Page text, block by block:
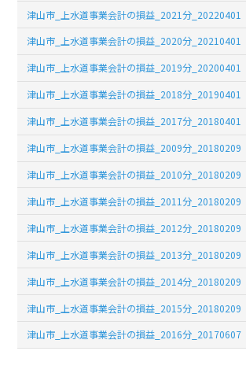
津山市_上水道事業会計の損益_2021分_20220401
津山市_上水道事業会計の損益_2020分_20210401
津山市_上水道事業会計の損益_2019分_20200401
津山市_上水道事業会計の損益_2018分_20190401
津山市_上水道事業会計の損益_2017分_20180401
津山市_上水道事業会計の損益_2009分_20180209
津山市_上水道事業会計の損益_2010分_20180209
津山市_上水道事業会計の損益_2011分_20180209
津山市_上水道事業会計の損益_2012分_20180209
津山市_上水道事業会計の損益_2013分_20180209
津山市_上水道事業会計の損益_2014分_20180209
津山市_上水道事業会計の損益_2015分_20180209
津山市_上水道事業会計の損益_2016分_20170607